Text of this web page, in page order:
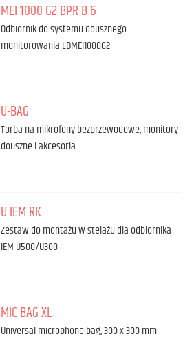
MEI 1000 G2 BPR B 6
Odbiornik do systemu dousznego
monitorowania LDMEI1000G2
U-BAG
Torba na mikrofony bezprzewodowe, monitory
douszne i akcesoria
U IEM RK
Zestaw do montażu w stelażu dla odbiornika
IEM U500/U300
MIC BAG XL
Universal microphone bag, 300 x 300 mm